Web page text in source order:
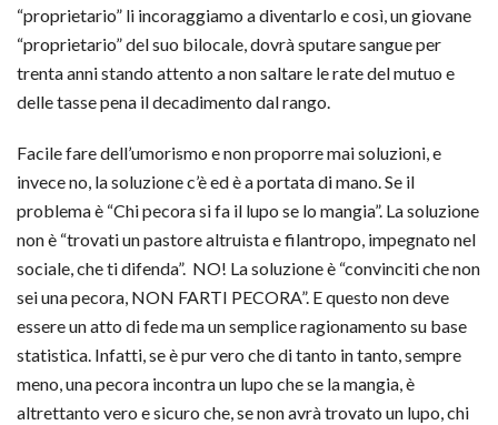
“proprietario” li incoraggiamo a diventarlo e così, un giovane
“proprietario” del suo bilocale, dovrà sputare sangue per
trenta anni stando attento a non saltare le rate del mutuo e
delle tasse pena il decadimento dal rango.
Facile fare dell’umorismo e non proporre mai soluzioni, e
invece no, la soluzione c’è ed è a portata di mano. Se il
problema è “Chi pecora si fa il lupo se lo mangia”. La soluzione
non è “trovati un pastore altruista e filantropo, impegnato nel
sociale, che ti difenda”. NO! La soluzione è “convinciti che non
sei una pecora, NON FARTI PECORA”. E questo non deve
essere un atto di fede ma un semplice ragionamento su base
statistica. Infatti, se è pur vero che di tanto in tanto, sempre
meno, una pecora incontra un lupo che se la mangia, è
altrettanto vero e sicuro che, se non avrà trovato un lupo, chi